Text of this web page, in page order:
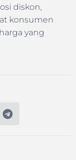
diskon,
konsumen
yang